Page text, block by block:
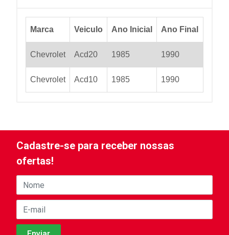
Marca Veiculo Ano Inicial Ano Final
Chevrolet Acd20 1985 1990
Chevrolet Acd10 1985 1990
Cadastre-se para receber nossas
ofertas!